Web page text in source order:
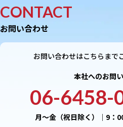
CONTACT
お問い合わせ
お問い合わせはこちらまで
本社へのお問
06-6458-
月〜金（祝日除く）｜9：